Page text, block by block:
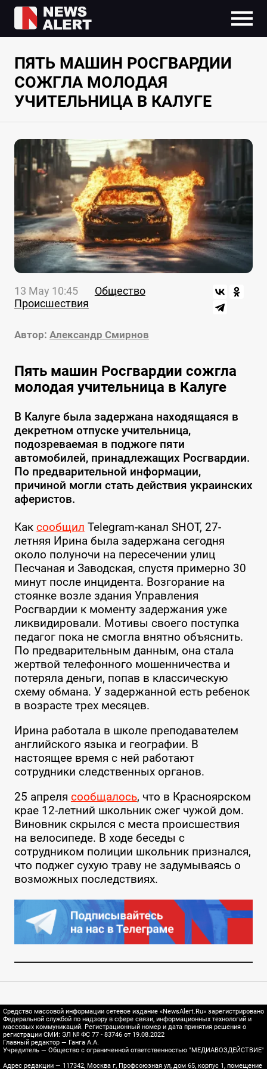
ПЯТЬ МАШИН РОСГВАРДИИ
СОЖГЛА МОЛОДАЯ
УЧИТЕЛЬНИЦА В КАЛУГЕ
13 May 10:45
Общество
Происшествия
Автор: Александр Смирнов
Пять машин Росгвардии сожгла
молодая учительница в Калуге
В Калуге была задержана находящаяся в
декретном отпуске учительница,
подозреваемая в поджоге пяти
автомобилей, принадлежащих Росгвардии.
По предварительной информации,
причиной могли стать действия украинских
аферистов.
Как сообщил Telegram-канал SHOT, 27-
летняя Ирина была задержана сегодня
около полуночи на пересечении улиц
Песчаная и Заводская, спустя примерно 30
минут после инцидента. Возгорание на
стоянке возле здания Управления
Росгвардии к моменту задержания уже
ликвидировали. Мотивы своего поступка
педагог пока не смогла внятно объяснить.
По предварительным данным, она стала
жертвой телефонного мошенничества и
потеряла деньги, попав в классическую
схему обмана. У задержанной есть ребенок
в возрасте трех месяцев.
Ирина работала в школе преподавателем
английского языка и географии. В
настоящее время с ней работают
сотрудники следственных органов.
25 апреля сообщалось, что в Красноярском
крае 12-летний школьник сжег чужой дом.
Виновник скрылся с места происшествия
на велосипеде. В ходе беседы с
сотрудником полиции школьник признался,
что поджег сухую траву не задумываясь о
возможных последствиях.
Средство массовой информации сетевое издание «NewsAlert.Ru» зарегистрировано
Федеральной службой по надзору в сфере связи, информационных технологий и
массовых коммуникаций. Регистрационный номер и дата принятия решения о
регистрации СМИ: ЭЛ № ФС 77 - 83746 от 19.08.2022
Главный редактор — Ганга А.А.
Учредитель — Общество с ограниченной ответственностью "МЕДИАВОЗДЕЙСТВИЕ"
Адрес редакции — 117342, Москва г, Профсоюзная ул, дом 65, корпус 1, помещение